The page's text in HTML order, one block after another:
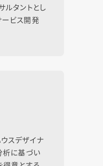
ルタントとし
ービス開発
スデザイナ
析に基づい